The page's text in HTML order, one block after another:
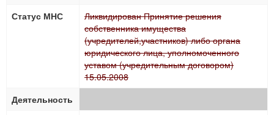
Статус МНС
Ликвидирован Принятие решения
собственника имущества
(учредителей,участников) либо органа
юридического лица, уполномоченного
уставом (учредительным договором)
15.05.2008
Деятельность